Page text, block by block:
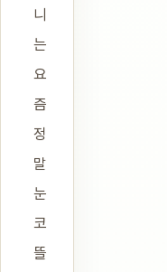
니
는
요
즘
정
말
눈
코
뜰